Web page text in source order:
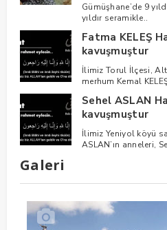
Gümüşhane’de 9
yıldır seramikle..
Fatma KELEŞ
kavuşmuştur
İlimiz Torul İlçesi,
merhum Kemal
Sehel ASLAN
kavuşmuştur
İlimiz Yeniyol köyü
ASLAN’ın anneleri,
Galeri